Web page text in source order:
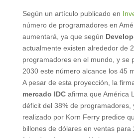
Según un artículo publicado en
número de programadores en
aumentará, ya que según
actualmente existen alrededor de
programadores en el mundo, y se
2030 este número alcance los 45
A pesar de esta proyección, la
mercado IDCafirma que América
déficit del 38% de programadores,
realizado por Korn Ferry predice
billones de dólares en ventas para